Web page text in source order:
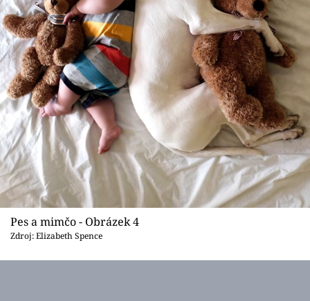
Pes a mimčo - Obrázek 4
Zdroj: Elizabeth Spence